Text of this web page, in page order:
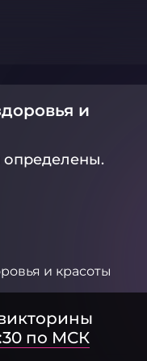
и
определены.
и красоты
по МСК